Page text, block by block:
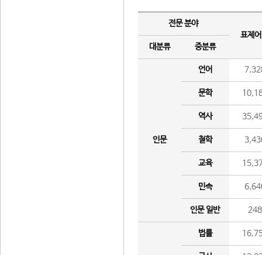
전문 분야
표제
대분류
중분류
인문
언어
문학
역사
철학
교육
민속
인문 일반 248
법률